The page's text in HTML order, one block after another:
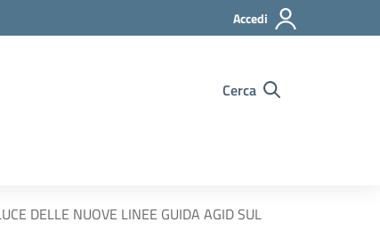
Accedi
Cerca
DELLE NUOVE LINEE GUIDA AGID SUL